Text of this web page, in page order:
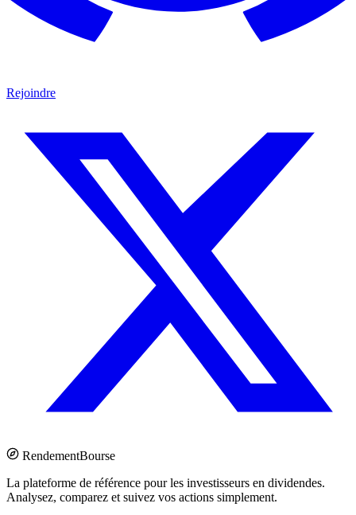
Rejoindre
RendementBourse
La plateforme de référence pour les investisseurs en dividendes.
Analysez, comparez et suivez vos actions simplement.